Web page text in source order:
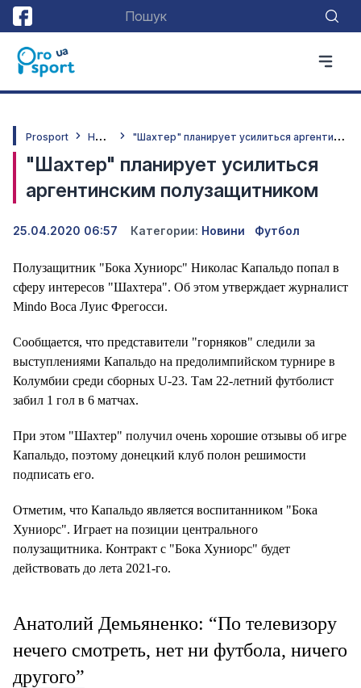
Prosport Н
овини "
Шахтер" планирует усилиться аргентинским полузащитником
"Шахтер" планирует усилиться
аргентинским полузащитником
25.04.2020 06:57 Категории: Новини Футбол
Полузащитник "Бока Хуниорс" Николас Капальдо попал в
сферу интересов "Шахтера". Об этом утверждает журналист
Mindo Boca Луис Фрегосси.
Сообщается, что представители "горняков" следили за
выступлениями Капальдо на предолимпийском турнире в
Колумбии среди сборных U-23. Там 22-летний футболист
забил 1 гол в 6 матчах.
При этом "Шахтер" получил очень хорошие отзывы об игре
Капальдо, поэтому донецкий клуб полон решимости
подписать его.
Отметим, что Капальдо является воспитанником "Бока
Хуниорс". Играет на позиции центрального
полузащитника. Контракт с "Бока Хуниорс" будет
действовать до лета 2021-го.
Анатолий Демьяненко: “По телевизору
нечего смотреть, нет ни футбола, ничего
другого”